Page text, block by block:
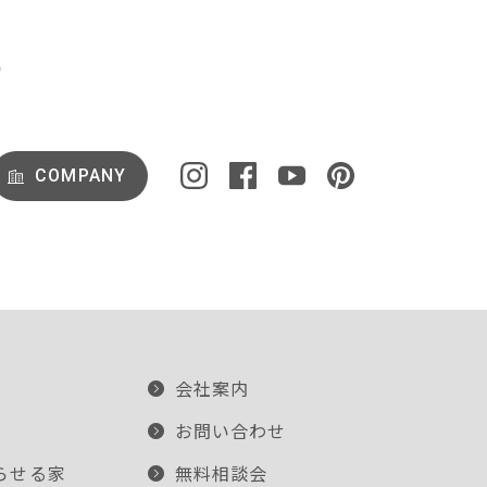
COMPANY
せる家
会社案内
お問い合わせ
無料相談会